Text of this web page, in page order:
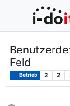
Feld
Betrieb 2 2